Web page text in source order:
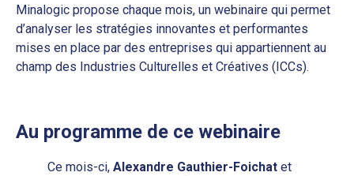
Minalogic propose chaque mois, un webinaire qui permet
d’analyser les stratégies innovantes et performantes
mises en place par des entreprises qui appartiennent au
champ des Industries Culturelles et Créatives (ICCs).
Au programme de ce webinaire
Ce mois-ci, Alexandre Gauthier-Foichat et